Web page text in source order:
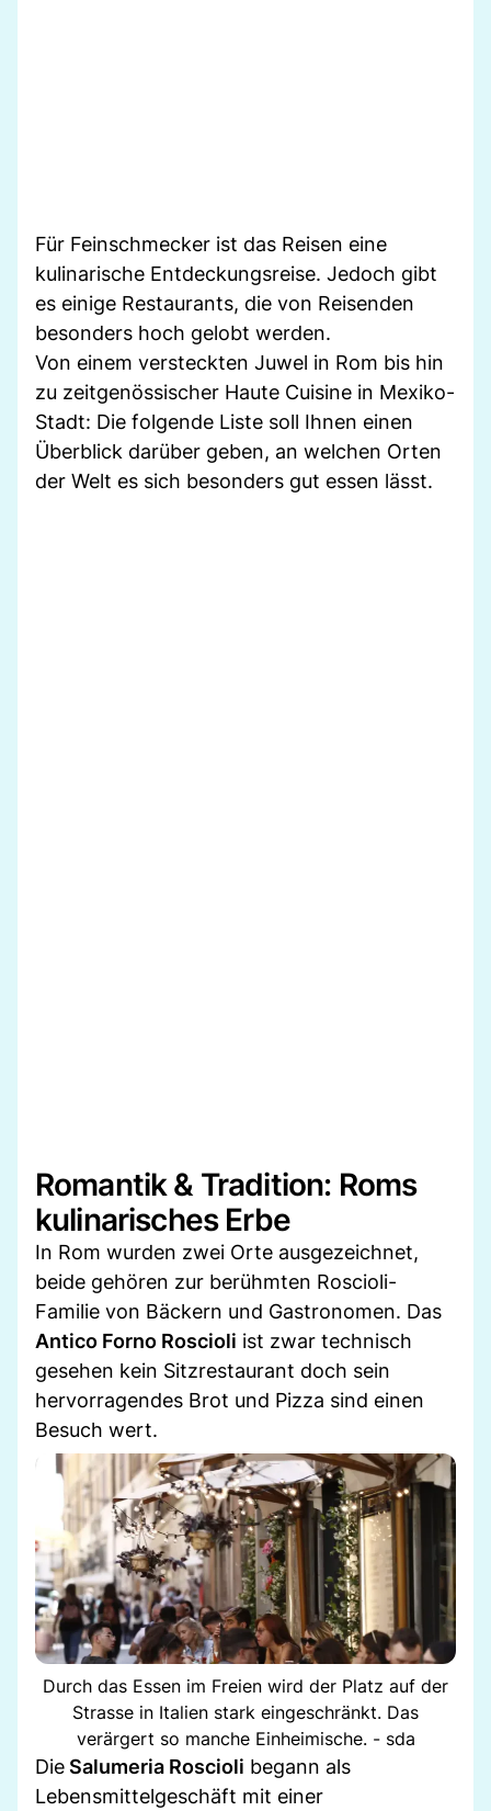
Für Feinschmecker ist das Reisen eine
kulinarische Entdeckungsreise. Jedoch gibt
es einige Restaurants, die von Reisenden
besonders hoch gelobt werden.
Von einem versteckten Juwel in Rom bis hin
zu zeitgenössischer Haute Cuisine in Mexiko-
Stadt: Die folgende Liste soll Ihnen einen
Überblick darüber geben, an welchen Orten
der Welt es sich besonders gut essen lässt.
Romantik & Tradition: Roms
kulinarisches Erbe
In Rom wurden zwei Orte ausgezeichnet,
beide gehören zur berühmten Roscioli-
Familie von Bäckern und Gastronomen. Das
Antico Forno Roscioli ist zwar technisch
gesehen kein Sitzrestaurant doch sein
hervorragendes Brot und Pizza sind einen
Besuch wert.
Durch das Essen im Freien wird der Platz auf der
Strasse in Italien stark eingeschränkt. Das
verärgert so manche Einheimische. - sda
DieSalumeria Roscioli begann als
Lebensmittelgeschäft mit einer